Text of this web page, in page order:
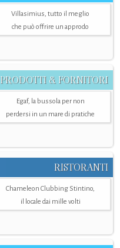
Villasimius, tutto il meglio
che può offrire un approdo
PRODOTTI & FORNITORI
Egaf, la bussola per non
perdersi in un mare di pratiche
RISTORANTI
Chameleon Clubbing Stintino,
il locale dai mille volti